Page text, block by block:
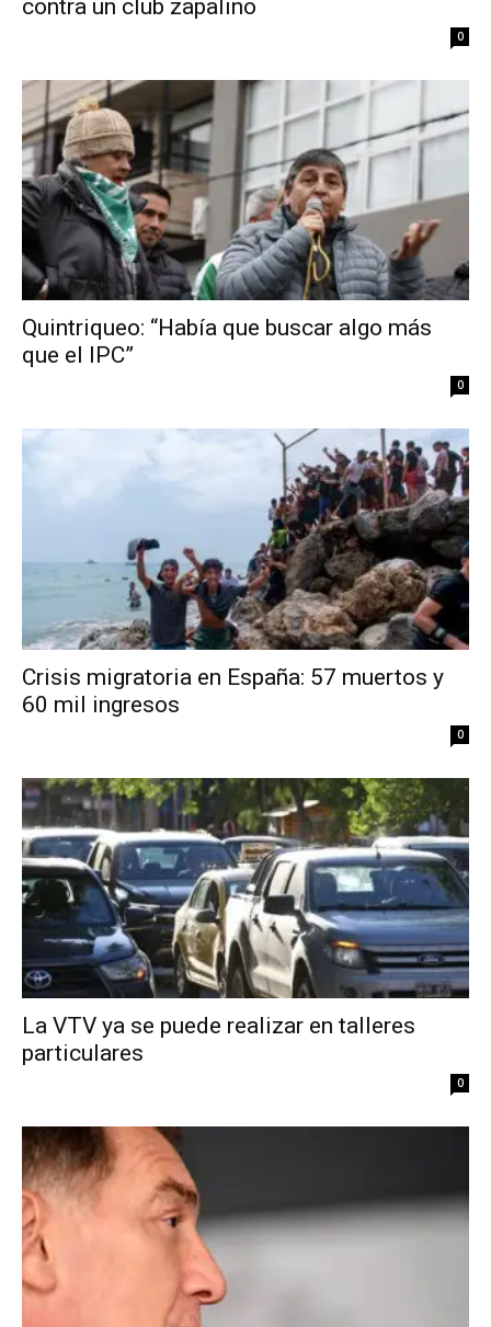
contra un club zapalino
0
Quintriqueo: “Había que buscar algo más
que el IPC”
0
Crisis migratoria en España: 57 muertos y
60 mil ingresos
0
La VTV ya se puede realizar en talleres
particulares
0